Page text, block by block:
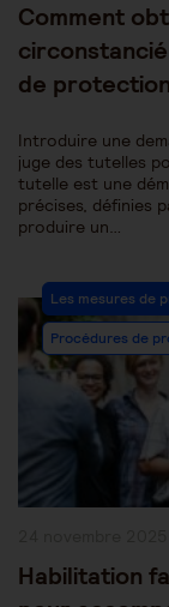
Comment
de
Introduire une
juge des tutelles
tutelle est une
précises, définies
produire un…
Post
Category:
Les mesures de
Procédures de
Habilitation